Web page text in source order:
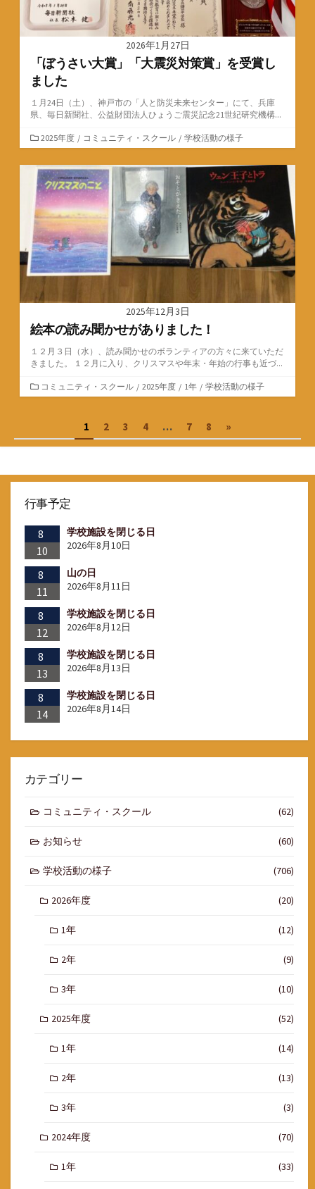
2026年1月27日
「ぼうさい大賞」「大震災対策賞」を受賞し
ました
１月24日（土）、神戸市の「人と防災未来センター」にて、兵庫
県、毎日新聞社、公益財団法人ひょうご震災記念21世紀研究機構...
カ
テ
ゴ
リ
ー
2025年度 / コミュニティ・スクール / 学校活動の様子
2025年12月3日
絵本の読み聞かせがありました！
１２月３日（水）、読み聞かせのボランティアの方々に来ていただ
きました。 １２月に入り、クリスマスや年末・年始の行事も近づ...
カ
テ
ー
コミュニティ・スクール / 2025年度 / 1年 / 学校活動の様子
稿
ー
送
り
1 2 3 4 … 7 8 »
行事予定
8
10
学校施設を閉じる日
2026年8月10日
8
11
山の日
2026年8月11日
8
12
学校施設を閉じる日
2026年8月12日
8
13
学校施設を閉じる日
2026年8月13日
8
14
学校施設を閉じる日
2026年8月14日
カテゴリー
コミュニティ・スクール (62)
お知らせ (60)
学校活動の様子 (706)
2026年度 (20)
1年 (12)
2年 (9)
3年 (10)
2025年度 (52)
1年 (14)
2年 (13)
3年 (3)
2024年度 (70)
1年 (33)